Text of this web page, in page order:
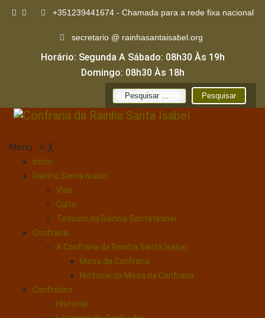
+351239441674 - Chamada para a rede fixa nacional
secretario @ rainhasantaisabel.org
Horário: Segunda A Sábado: 08h30 Às 19h
Domingo: 08h30 Às 18h
Pesquisar
Menu ≡ ╳
Início
Rainha Santa Isabel
Vida
Culto
Tesouro da Rainha Santa Isabel
Confraria
A Confraria da Rainha Santa Isabel
Mesa da Confraria
Historial da Mesa da Confraria
Confrades
Historial